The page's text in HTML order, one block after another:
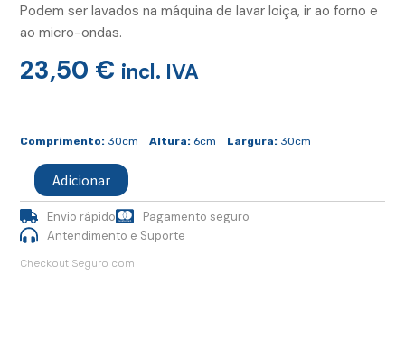
Podem ser lavados na máquina de lavar loiça, ir ao forno e
ao micro-ondas.
23,50 € incl. IVA
Comprimento: 30cm Altura: 6cm Largura: 30cm
Prato
Jantar
TurquesaAdicionar
Envio rápido
Pagamento seguro
Antendimento e Suporte
Checkout Seguro com